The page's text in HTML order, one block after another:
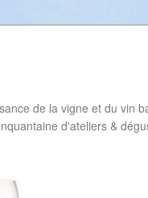
de la vigne et du vin
d'ateliers &